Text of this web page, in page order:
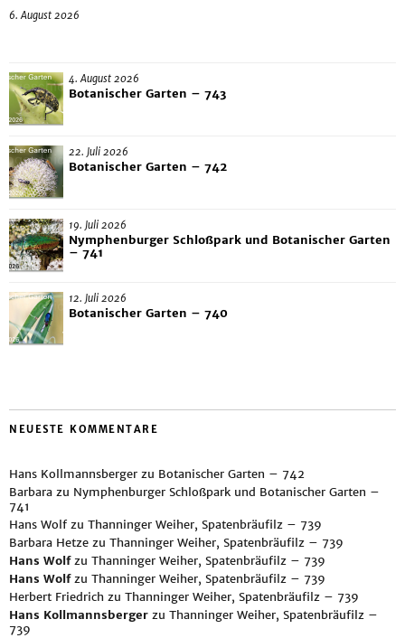
6. August 2026
4. August 2026
Botanischer Garten – 743
22. Juli 2026
Botanischer Garten – 742
19. Juli 2026
Nymphenburger Schloßpark und Botanischer Garten
– 741
12. Juli 2026
Botanischer Garten – 740
NEUESTE KOMMENTARE
Hans Kollmannsberger zu Botanischer Garten – 742
Barbara zu Nymphenburger Schloßpark und Botanischer Garten –
741
Hans Wolf zu Thanninger Weiher, Spatenbräufilz – 739
Barbara Hetze zu Thanninger Weiher, Spatenbräufilz – 739
Hans Wolfzu Thanninger Weiher, Spatenbräufilz – 739
Hans Wolfzu Thanninger Weiher, Spatenbräufilz – 739
Herbert Friedrich zu Thanninger Weiher, Spatenbräufilz – 739
Hans Kollmannsberger zu Thanninger Weiher, Spatenbräufilz –
739